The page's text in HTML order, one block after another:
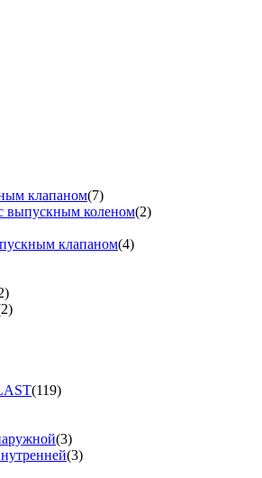
клапаном(7)
выпускным коленом(2)
клапаном(4)
(119)
(3)
(3)